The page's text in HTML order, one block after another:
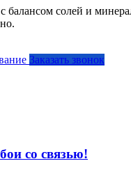
балансом солей и
Заказать звонок
со связью!